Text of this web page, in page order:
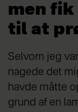
men
til at
Selvom jeg
nagede det
havde måtte
grund af en